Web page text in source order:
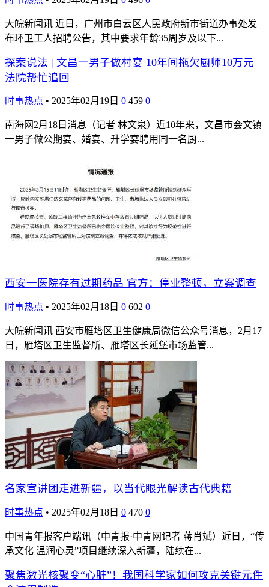
大皖新闻讯 近日，广州市白云区人民政府新市街道办事处发
布环卫工人招聘公告，其中要求年龄35周岁及以下...
探案说法 | 文昌一男子做村宴 10年间拖欠厨师10万元
法院帮忙追回
时事热点 • 2025年02月19日 0 459 0
南海网2月18日消息（记者 林文泉）近10年来，文昌市会文镇
一男子做公期宴、婚宴、升学宴聘用同一名厨...
西安一医院存有过期药品 官方：停业整顿，立案调查
时事热点 • 2025年02月18日 0 602 0
大皖新闻讯 西安市雁塔区卫生健康局微信公众号消息，2月17
日，雁塔区卫生监督所、雁塔区长延堡市场监管...
名家宣讲团走进新疆，以当代眼光解读古代典籍
时事热点 • 2025年02月18日 0 470 0
中国青年报客户端讯（中青报·中青网记者 蒋肖斌）近日，“传
承文化 温润心灵”项目继续深入新疆，陆续在...
聚焦激光核聚变“心脏”！我国科学家如何攻克关键元件